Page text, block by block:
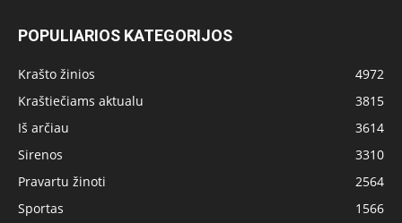
POPULIARIOS KATEGORIJOS
Krašto žinios
4972
Kraštiečiams aktualu
3815
Iš arčiau
3614
Sirenos
3310
Pravartu žinoti
2564
Sportas
1566